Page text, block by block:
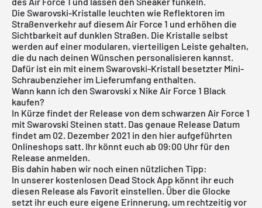
Die Swarovski-Kristalle leuchten wie Reflektoren im
Straßenverkehr auf diesem Air Force 1 und erhöhen die
Sichtbarkeit auf dunklen Straßen. Die Kristalle selbst
werden auf einer modularen, vierteiligen Leiste gehalten,
die du nach deinen Wünschen personalisieren kannst.
Dafür ist ein mit einem Swarovski-Kristall besetzter Mini-
Schraubenzieher im Lieferumfang enthalten.
Wann kann ich den Swarovski x Nike Air Force 1 Black
kaufen?
In Kürze findet der Release von dem schwarzen Air Force 1
mit Swarovski Steinen statt. Das genaue Release Datum
findet am 02. Dezember 2021 in den hier aufgeführten
Onlineshops satt. Ihr könnt euch ab 09:00 Uhr für den
Release anmelden.
Bis dahin haben wir noch einen nützlichen Tipp:
In unserer kostenlosen Dead Stock App könnt ihr euch
diesen Release als Favorit einstellen. Über die Glocke
setzt ihr euch eure eigene Erinnerung, um rechtzeitig vor